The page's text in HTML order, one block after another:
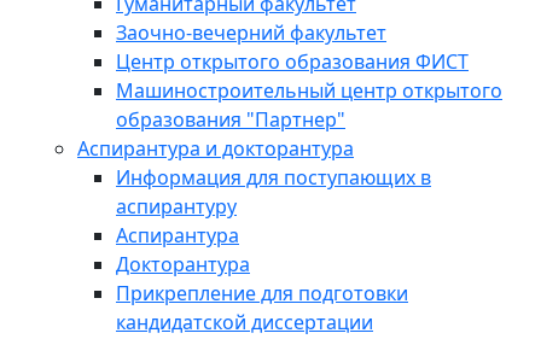
Заочно-вечерний факультет
Центр открытого образования ФИСТ
Машиностроительный центр открытого
образования "Партнер"
Аспирантура и докторантура
Информация для поступающих в
аспирантуру
Аспирантура
Докторантура
Прикрепление для подготовки
кандидатской диссертации